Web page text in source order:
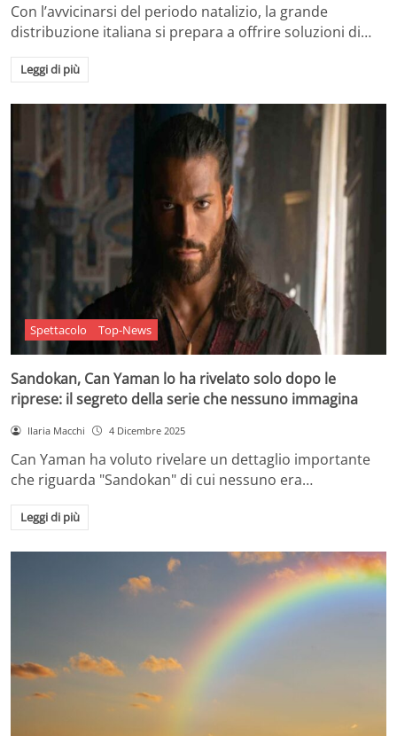
Con l’avvicinarsi del periodo natalizio, la grande
distribuzione italiana si prepara a offrire soluzioni di…
Leggi di più
Spettacolo Top-News
Sandokan, Can Yaman lo ha rivelato solo dopo le
riprese: il segreto della serie che nessuno immagina
Ilaria Macchi 4 Dicembre 2025
Can Yaman ha voluto rivelare un dettaglio importante
che riguarda "Sandokan" di cui nessuno era…
Leggi di più